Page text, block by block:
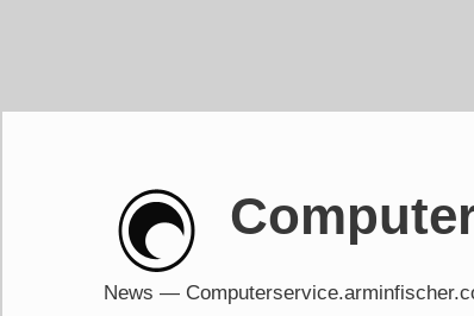
content
News —